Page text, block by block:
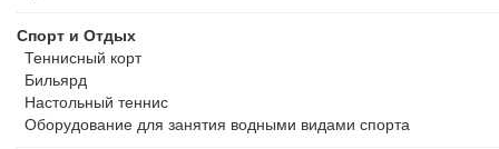
Спорт и Отдых
Теннисный корт
Бильярд
Настольный теннис
Оборудование для занятия водными видами спорта